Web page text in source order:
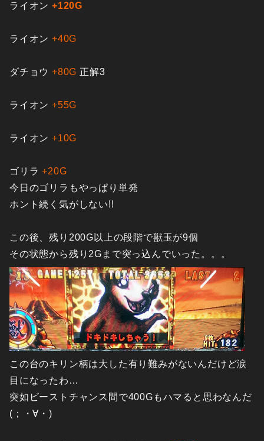
ライオン +120G
ライオン +40G
ダチョウ +80G 正解3
ライオン +55G
ライオン +10G
ゴリラ+20G
今日のゴリラもやっぱり単発
ホント続く気がしない!!
この後、残り200G以上の段階で獣玉が9個
その状態から残り2Gまで突っ込んでいった。。。
この台のキリン柄は大した有り難みがないんだけど涙
目になったわ…
突如ビーストチャンス間で400Gもハマると思わなんだ
(；・∀・)